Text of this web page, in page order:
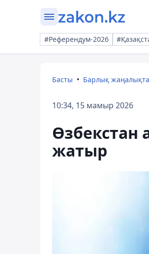
#Референдум-2026
Басты Барлық
10:34, 15 мамыр 2026
Өзбекстан
жатыр